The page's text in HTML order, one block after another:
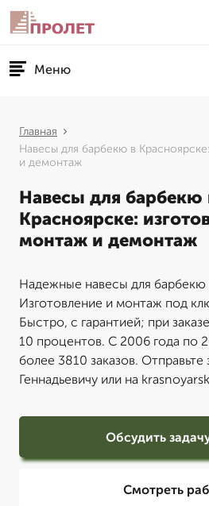
Меню
Главная
Навесы для барбекю в
и демонтаж
Навесы для барбекю
Красноярске:
монтаж и демонтаж
Надежные навесы для барбекю
Изготовление и монтаж под
Быстро, с гарантией; при
10 процентов. С 2006 года по
более 3810 заказов.
Геннадьевичу или на
Обсудить
Смотреть